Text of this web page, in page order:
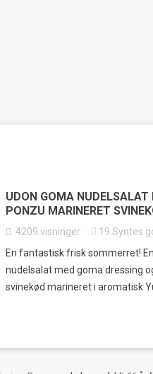
UDON GOMA NUDELSALAT
PONZU MARINERET
4209 visninger 19 Syntes
En fantastisk frisk sommerret!
nudelsalat med goma dressing
svinekød marineret i aromatisk